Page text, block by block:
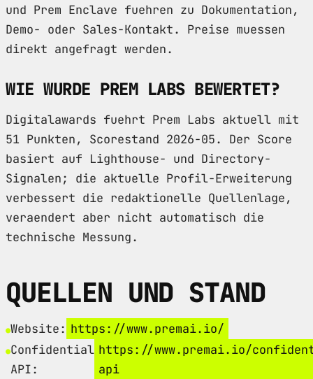
und Prem Enclave fuehren zu Dokumentation,
Demo- oder Sales-Kontakt. Preise muessen
direkt angefragt werden.
WIE WURDE PREM LABS BEWERTET?
Digitalawards fuehrt Prem Labs aktuell mit
51 Punkten, Scorestand 2026-05. Der Score
basiert auf Lighthouse- und Directory-
Signalen; die aktuelle Profil-Erweiterung
verbessert die redaktionelle Quellenlage,
veraendert aber nicht automatisch die
technische Messung.
QUELLEN UND STAND
Website: https://www.premai.io/
Confidential
API:
https://www.premai.io/
api